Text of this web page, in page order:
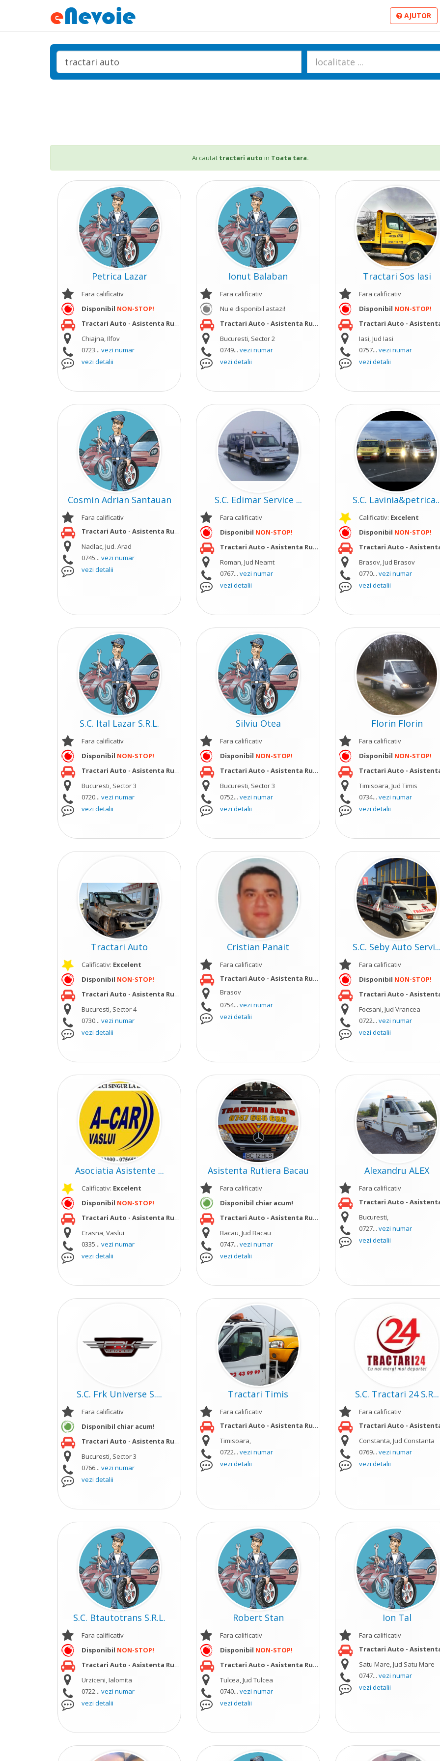
AJUTOR
Ai cautat tractari auto in Toata tara.
Petrica Lazar
Fara calificativ
Disponibil NON-STOP!
Tractari Auto - Asistenta Rutiera;
Chiajna, Ilfov
0723... vezi numar
vezi detalii
Ionut Balaban
Fara calificativ
Nu e disponibil astazi!
Tractari Auto - Asistenta Rutiera
vezi mai mult
Bucuresti, Sector 2
0749...vezi numar
vezi detalii
Tractari Sos Iasi
Fara calificativ
Disponibil NON-STOP!
Tractari Auto - Asistenta
Iasi, Jud Iasi
0757... vezi numar
vezi detalii
Cosmin Adrian Santauan
Fara calificativ
Tractari Auto - Asistenta Rutiera
vezi mai mult
Nadlac, Jud. Arad
0745... vezi numar
vezi detalii
S.C. Edimar Service ...
Fara calificativ
Disponibil NON-STOP!
Tractari Auto - Asistenta Rutiera
vezi mai mult
Roman, Jud Neamt
0767...vezi numar
vezi detalii
S.C.
Calificativ: Excelent
Disponibil NON-STOP!
Tractari Auto - Asistenta
Brasov, Jud Brasov
0770... vezi numar
vezi detalii
S.C. Ital Lazar S.R.L.
Fara calificativ
Disponibil NON-STOP!
Tractari Auto - Asistenta Rutiera
vezi mai mult
Bucuresti, Sector 3
0720... vezi numar
vezi detalii
Silviu Otea
Fara calificativ
Disponibil NON-STOP!
Tractari Auto - Asistenta Rutiera
vezi mai mult
Bucuresti, Sector 3
0752...vezi numar
vezi detalii
Florin Florin
Fara calificativ
Disponibil NON-STOP!
Tractari Auto - Asistenta
Timisoara, Jud Timis
0734... vezi numar
vezi detalii
Tractari Auto
Calificativ: Excelent
Disponibil NON-STOP!
Tractari Auto - Asistenta Rutiera
vezi mai mult
Bucuresti, Sector 4
0730... vezi numar
vezi detalii
Cristian Panait
Fara calificativ
Tractari Auto - Asistenta Rutiera;
Brasov
0754...vezi numar
vezi detalii
S.C. Seby Auto Servi...
Fara calificativ
Disponibil NON-STOP!
Tractari Auto - Asistenta
Focsani, Jud Vrancea
0722... vezi numar
vezi detalii
Asociatia Asistente ...
Calificativ: Excelent
Disponibil NON-STOP!
Tractari Auto - Asistenta Rutiera
vezi mai mult
Crasna, Vaslui
0335... vezi numar
vezi detalii
Asistenta Rutiera Bacau
Fara calificativ
Disponibil chiar acum!
Tractari Auto - Asistenta Rutiera;
Bacau, Jud Bacau
0747...vezi numar
vezi detalii
Alexandru ALEX
Fara calificativ
Tractari Auto - Asistenta
Bucuresti,
0727... vezi numar
vezi detalii
S.C. Frk Universe S....
Fara calificativ
Disponibil chiar acum!
Tractari Auto - Asistenta Rutiera
vezi mai mult
Bucuresti, Sector 3
0766... vezi numar
vezi detalii
Tractari Timis
Fara calificativ
Tractari Auto - Asistenta Rutiera;
Timisoara,
0722...vezi numar
vezi detalii
S.C. Tractari 24 S.R...
Fara calificativ
Tractari Auto - Asistenta
Constanta, Jud Constanta
0769... vezi numar
vezi detalii
S.C. Btautotrans S.R.L.
Fara calificativ
Disponibil NON-STOP!
Tractari Auto - Asistenta Rutiera;
Urziceni, Ialomita
0722... vezi numar
vezi detalii
Robert Stan
Fara calificativ
Disponibil NON-STOP!
Tractari Auto - Asistenta Rutiera;
Tulcea, Jud Tulcea
0740...vezi numar
vezi detalii
Ion Tal
Fara calificativ
Tractari Auto - Asistenta
Satu Mare, Jud Satu Mare
0747... vezi numar
vezi detalii